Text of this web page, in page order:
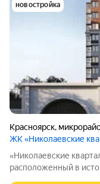
новостройка
Красноярск,
ЖК «Николаевские
«Николаевские кварталы» современный жилой
расположенный в